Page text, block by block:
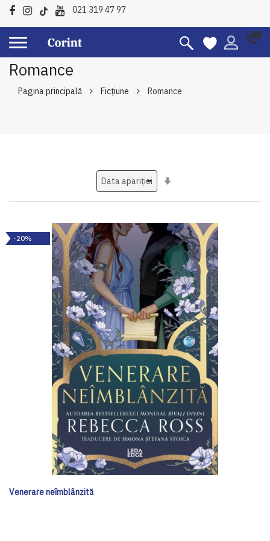
021 319 47 97
Romance
Pagina principală Ficțiune Romance
-20%
Venerare neîmblânzită